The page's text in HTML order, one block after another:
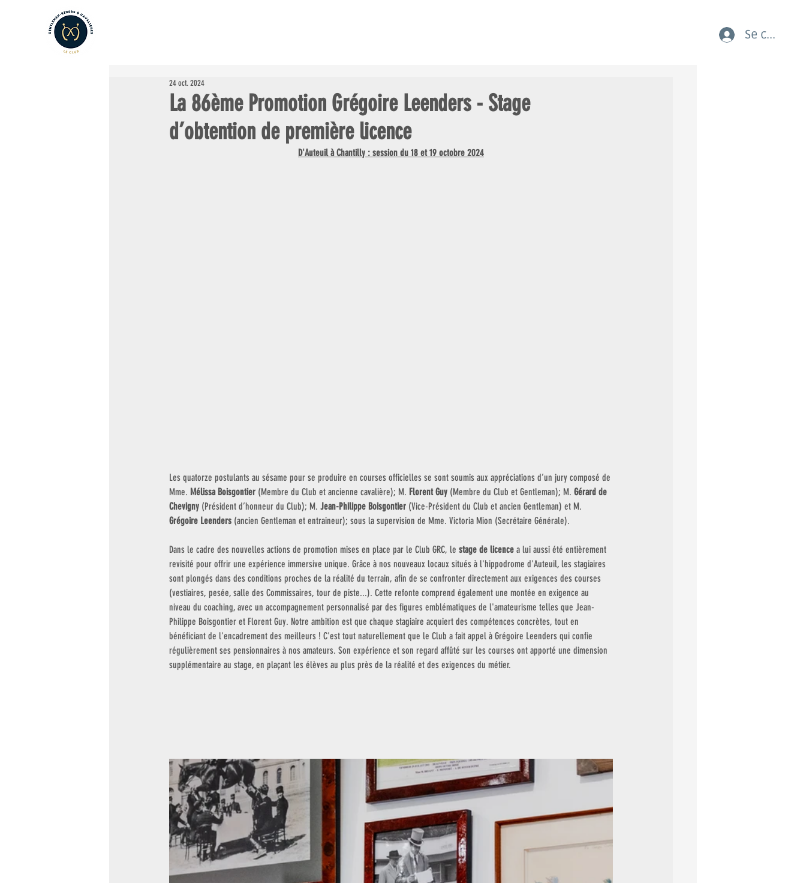
Se
La 86ème Promotion Grégoire Leenders - Stage
d’obtention de première licence
24 oct. 2024
D'Auteuil à Chantilly : session du 18 et 19 octobre 2024
Les quatorze postulants au sésame pour se produire en courses officielles se sont soumis aux appréciations d’un jury composé de
Mme. Mélissa Boisgontier (Membre du Club et ancienne cavalière); M. Florent Guy (Membre du Club et Gentleman); M. Gérard de
Chevigny (Président d’honneur du Club); M. Jean-Philippe Boisgontier (Vice-Président du Club et ancien Gentleman) et M.
Grégoire Leenders (ancien Gentleman et entraineur); sous la supervision de Mme. Victoria Mion (Secrétaire Générale).
Dans le cadre des nouvelles actions de promotion mises en place par le Club GRC, le stage de licence a lui aussi été entièrement
revisité pour offrir une expérience immersive unique. Grâce à nos nouveaux locaux situés à l'hippodrome d'Auteuil, les stagiaires
sont plongés dans des conditions proches de la réalité du terrain, afin de se confronter directement aux exigences des courses
(vestiaires, pesée, salle des Commissaires, tour de piste...). Cette refonte comprend également une montée en exigence au
niveau du coaching, avec un accompagnement personnalisé par des figures emblématiques de l'amateurisme telles que Jean-
Philippe Boisgontier et Florent Guy. Notre ambition est que chaque stagiaire acquiert des compétences concrètes, tout en
bénéficiant de l'encadrement des meilleurs ! C'est tout naturellement que le Club a fait appel à Grégoire Leenders qui confie
régulièrement ses pensionnaires à nos amateurs. Son expérience et son regard affûté sur les courses ont apporté une dimension
supplémentaire au stage, en plaçant les élèves au plus près de la réalité et des exigences du métier.